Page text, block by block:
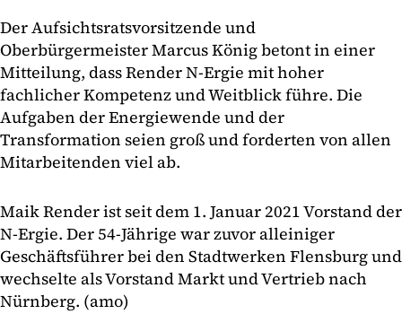
Der Aufsichtsratsvorsitzende und
Oberbürgermeister Marcus König betont in einer
Mitteilung, dass Render N-Ergie mit hoher
fachlicher Kompetenz und Weitblick führe. Die
Aufgaben der Energiewende und der
Transformation seien groß und forderten von allen
Mitarbeitenden viel ab.
Maik Render ist seit dem 1. Januar 2021 Vorstand der
N-Ergie. Der 54-Jährige war zuvor alleiniger
Geschäftsführer bei den Stadtwerken Flensburg und
wechselte als Vorstand Markt und Vertrieb nach
Nürnberg. (amo)